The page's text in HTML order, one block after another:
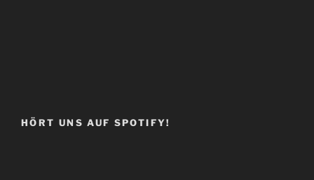
HÖRT UNS AUF SPOTIFY!